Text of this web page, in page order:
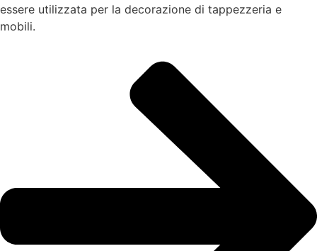
essere utilizzata per la decorazione di tappezzeria e
mobili.